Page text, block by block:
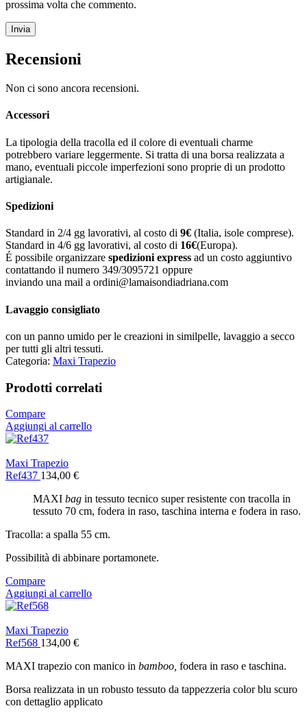
prossima volta che commento.
Recensioni
Non ci sono ancora recensioni.
Accessori
La tipologia della tracolla ed il colore di eventuali charme
potrebbero variare leggermente. Si tratta di una borsa realizzata a
mano, eventuali piccole imperfezioni sono proprie di un prodotto
artigianale.
Spedizioni
Standard in 2/4 gg lavorativi, al costo di 9€ (Italia, isole comprese).
Standard in 4/6 gg lavorativi, al costo di 16€(Europa).
É possibile organizzare spedizioni express ad un costo aggiuntivo
contattando il numero 349/3095721 oppure
inviando una mail a ordini@lamaisondiadriana.com
Lavaggio consigliato
con un panno umido per le creazioni in similpelle, lavaggio a secco
per tutti gli altri tessuti.
Categoria: Maxi Trapezio
Prodotti correlati
Compare
Aggiungi al carrello
Maxi Trapezio
Ref437 134,00 €
MAXI bag in tessuto tecnico super resistente con tracolla in
tessuto 70 cm, fodera in raso, taschina interna e fodera in raso.
Tracolla: a spalla 55 cm.
Possibilità di abbinare portamonete.
Compare
Aggiungi al carrello
Maxi Trapezio
Ref568 134,00 €
MAXI trapezio con manico in bamboo, fodera in raso e taschina.
Borsa realizzata in un robusto tessuto da tappezzeria color blu scuro
con dettaglio applicato